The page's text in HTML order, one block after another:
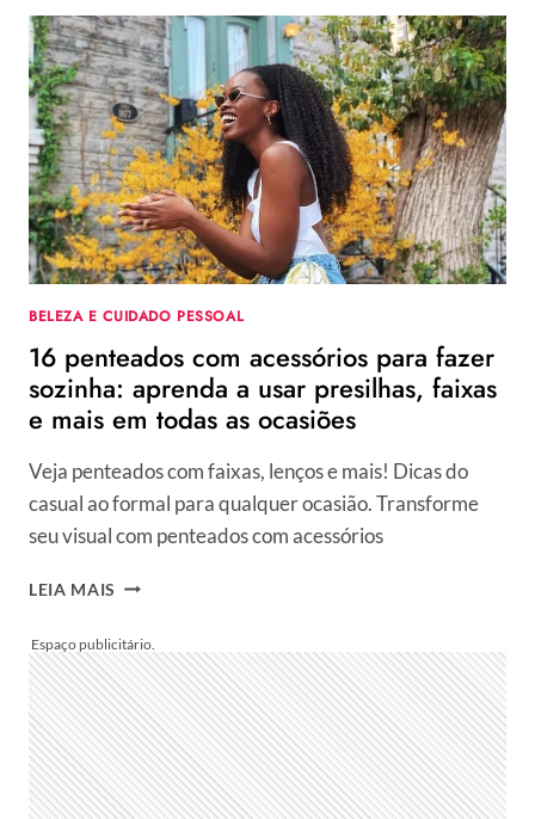
CABELO
QUE
SÃO
TENDÊNCIA
EM
2025
BELEZA E CUIDADO PESSOAL
16 penteados com acessórios para fazer
sozinha: aprenda a usar presilhas, faixas
e mais em todas as ocasiões
Veja penteados com faixas, lenços e mais! Dicas do
casual ao formal para qualquer ocasião. Transforme
seu visual com penteados com acessórios
LEIA MAIS
ACESSÓRIOS
PARA
FAZER
SOZINHA:
APRENDA
A
USAR